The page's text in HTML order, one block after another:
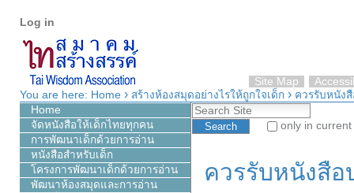
content.
Skip
to
navigation
Site Map
tools
Log in
You are here: Home › สร้างห้องสมุดอย่างไรให้ถูกใจเด็ก › ควรรับหนัง
Search Site
only in current
ควรรับหนังสือ
Home
จัดหนังสือให้เด็กไทยทุกคน
การพัฒนาเด็กด้วยการอ่าน
หนังสือสำหรับเด็ก
โครงการพัฒนาเด็กด้วยการอ่าน
พัฒนาห้องสมุดและการอ่าน